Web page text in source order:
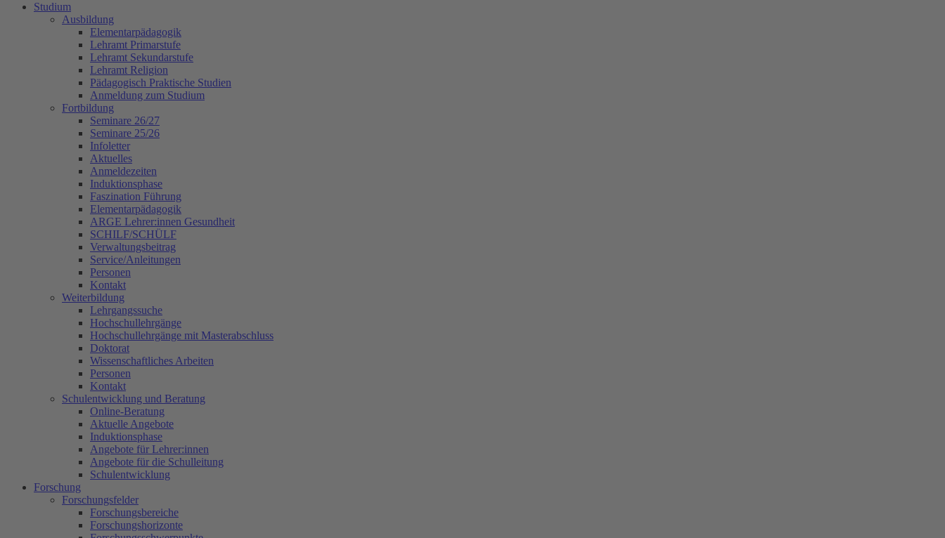
Studium
Ausbildung
Elementarpädagogik
Lehramt Primarstufe
Lehramt Sekundarstufe
Lehramt Religion
Pädagogisch Praktische Studien
Anmeldung zum Studium
Fortbildung
Seminare 26/27
Seminare 25/26
Infoletter
Aktuelles
Anmeldezeiten
Induktionsphase
Faszination Führung
Elementarpädagogik
ARGE Lehrer:innen Gesundheit
SCHILF/SCHÜLF
Verwaltungsbeitrag
Service/Anleitungen
Personen
Kontakt
Weiterbildung
Lehrgangssuche
Hochschullehrgänge
Hochschullehrgänge mit Masterabschluss
Doktorat
Wissenschaftliches Arbeiten
Personen
Kontakt
Schulentwicklung und Beratung
Online-Beratung
Aktuelle Angebote
Induktionsphase
Angebote für Lehrer:innen
Angebote für die Schulleitung
Schulentwicklung
Forschung
Forschungsfelder
Forschungsbereiche
Forschungshorizonte